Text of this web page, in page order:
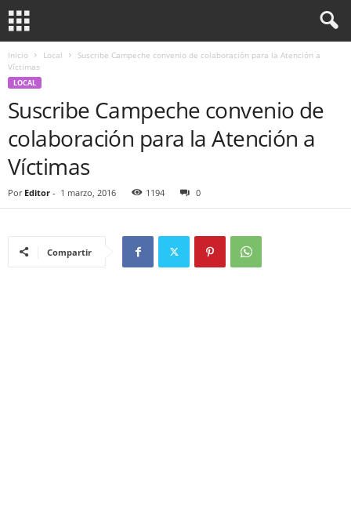
Inicio Local
Suscribe Campeche convenio de colaboración para la Atención a
Víctimas
LOCAL
Suscribe Campeche convenio de
colaboración para la Atención a
Víctimas
Por Editor - 1 marzo, 2016 1194 0
Compartir